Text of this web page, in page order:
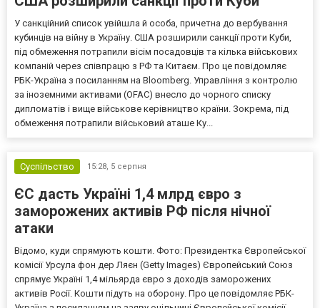
У санкційний список увійшла й особа, причетна до вербування
кубинців на війну в Україну. США розширили санкції проти Куби,
під обмеження потрапили вісім посадовців та кілька військових
компаній через співпрацю з РФ та Китаєм. Про це повідомляє
РБК-Україна з посиланням на Bloomberg. Управління з контролю
за іноземними активами (OFAC) внесло до чорного списку
дипломатів і вище військове керівництво країни. Зокрема, під
обмеження потрапили військовий аташе Ку...
Суспільство 15:28, 5 серпня
ЄС дасть Україні 1,4 млрд євро з
заморожених активів РФ після нічної
атаки
Відомо, куди спрямують кошти. Фото: Президентка Європейської
комісії Урсула фон дер Ляєн (Getty Images) Європейський Союз
спрямує Україні 1,4 мільярда євро з доходів заморожених
активів Росії. Кошти підуть на оборону. Про це повідомляє РБК-